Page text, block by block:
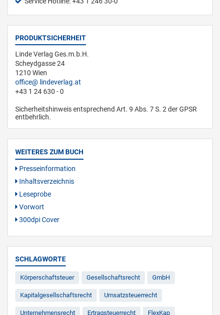
PRODUKTSICHERHEIT
Linde Verlag Ges.m.b.H.
Scheydgasse 24
1210 Wien
office
lindeverlag.at
+43 1 24 630 - 0
Sicherheitshinweis entsprechend Art. 9 Abs. 7 S. 2 der GPSR
entbehrlich.
WEITERES ZUM BUCH
Presseinformation
Inhaltsverzeichnis
Leseprobe
Vorwort
300dpi Cover
SCHLAGWORTE
Körperschaftsteuer Gesellschaftsrecht GmbH
Kapitalgesellschaftsrecht Umsatzsteuerrecht
Unternehmensrecht Ertragsteuerrecht FlexKap